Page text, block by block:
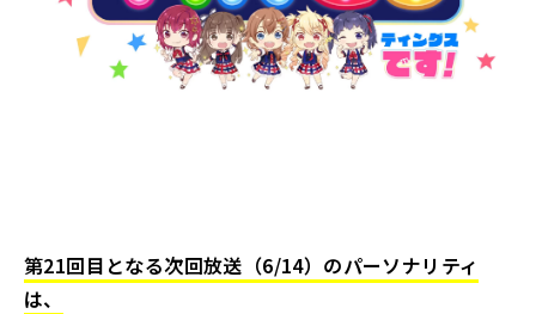
第21回目となる次回放送（6/14）のパーソナリティ
は、